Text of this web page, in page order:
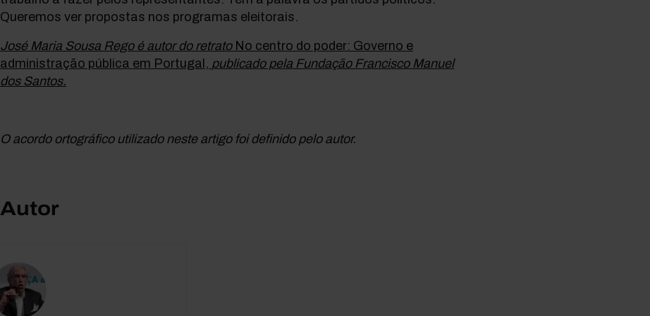
Queremos ver propostas nos programas eleitorais.
José Maria Sousa Rego é autor do retrato No centro do poder: Governo e
administração pública em Portugal, publicado pela Fundação Francisco Manuel
dos Santos.
O acordo ortográfico utilizado neste artigo foi definido pelo autor.
Autor